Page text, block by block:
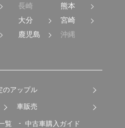
長崎
熊本
大分
宮崎
鹿児島
沖縄
のアップル
覧
車販売
中古車購入ガイド